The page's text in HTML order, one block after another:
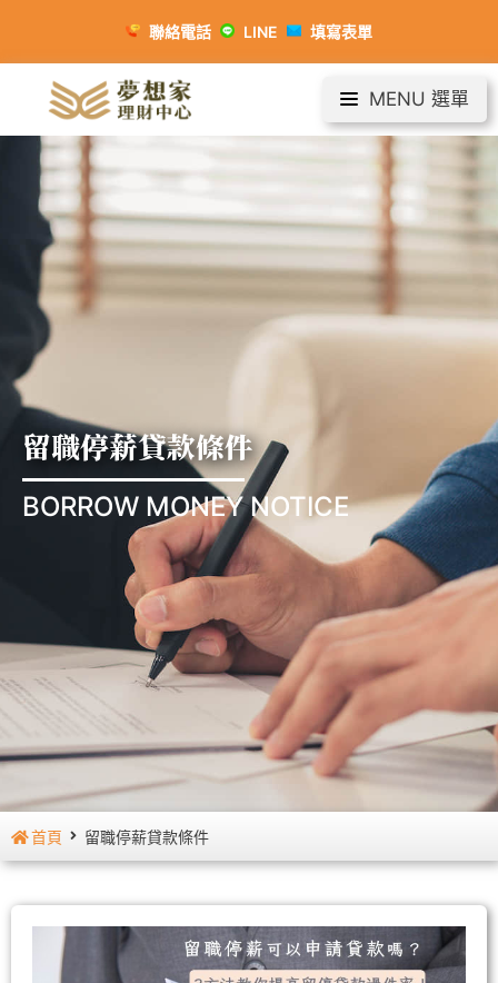
聯絡電話 LINE 填寫表單
MENU 選單
留職停薪貸款條件
BORROW MONEY NOTICE
首頁 留職停薪貸款條件